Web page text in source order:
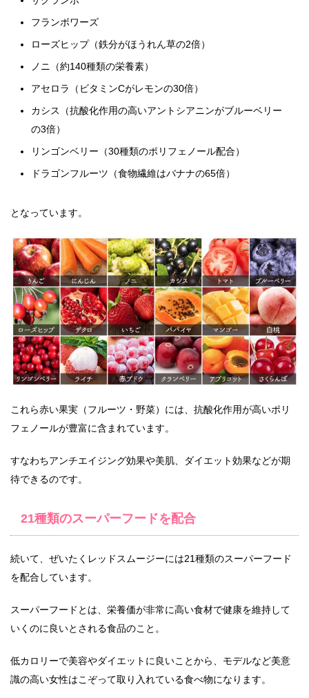
フランボワーズ
ローズヒップ（鉄分がほうれん草の2倍）
ノニ（約140種類の栄養素）
アセロラ（ビタミンCがレモンの30倍）
カシス（抗酸化作用の高いアントシアニンがブルーベリー
の3倍）
リンゴンベリー（30種類のポリフェノール配合）
ドラゴンフルーツ（食物繊維はバナナの65倍）
となっています。
これら赤い果実（フルーツ・野菜）には、抗酸化作用が高いポリ
フェノールが豊富に含まれています。
すなわちアンチエイジング効果や美肌、ダイエット効果などが期
待できるのです。
21種類のスーパーフードを配合
続いて、ぜいたくレッドスムージーには21種類のスーパーフード
を配合しています。
スーパーフードとは、栄養価が非常に高い食材で健康を維持して
いくのに良いとされる食品のこと。
低カロリーで美容やダイエットに良いことから、モデルなど美意
識の高い女性はこぞって取り入れている食べ物になります。